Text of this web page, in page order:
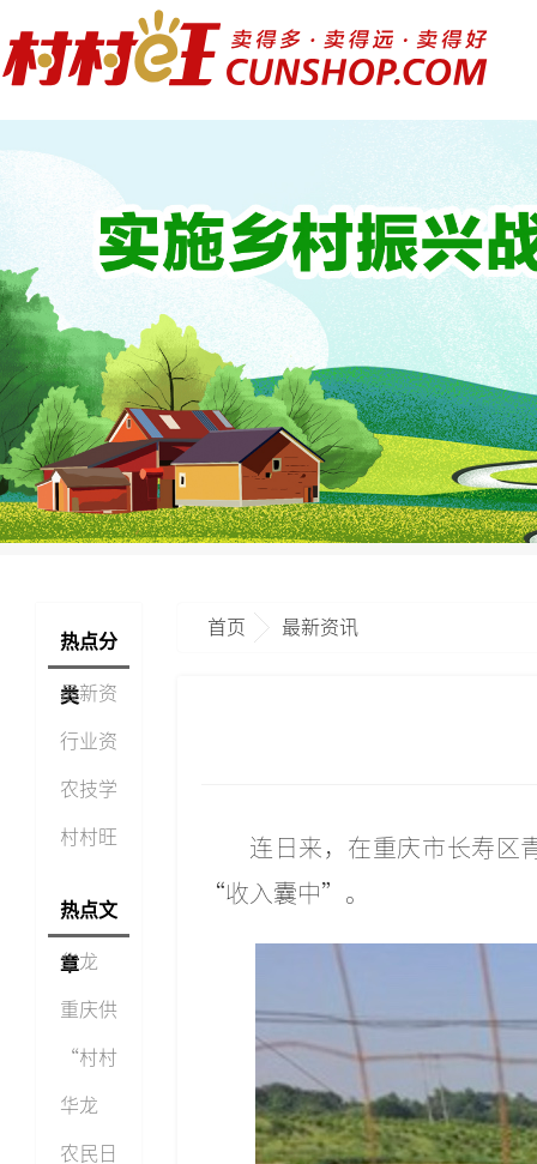
热点分
类
最新资
讯
行业资
讯
农技学
堂
村村旺
热点文
章
华龙
网：从
单打独
斗到三
社融
重庆供
销集团
党委委
员、副
“村村
旺”
——为
华龙
网：
农民日
首页 最新资讯
连日来，在重庆市长寿区
“收入囊中”。